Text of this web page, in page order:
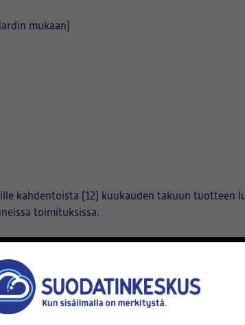
mukaan)
kahdentoista (12) kuukauden takuun
toimituksissa.